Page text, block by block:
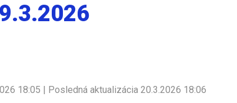
18:05 | Posledná aktualizácia 20.3.2026 18:06